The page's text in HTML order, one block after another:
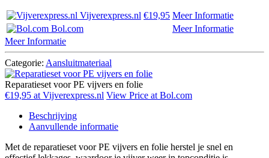
Vijverexpress.nl €19,95 Meer Informatie
Bol.com
Meer Informatie
Meer Informatie
Categorie: Aansluitmateriaal
Reparatieset voor PE vijvers en folie
€19,95 at Vijverexpress.nl View Price at Bol.com
Beschrijving
Aanvullende informatie
Met de reparatieset voor PE vijvers en folie herstel je snel en